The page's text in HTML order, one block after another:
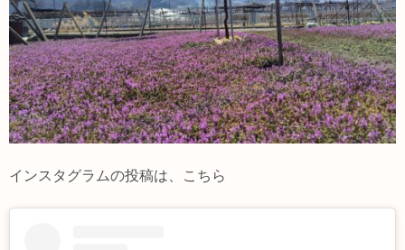
インスタグラムの投稿は、こちら